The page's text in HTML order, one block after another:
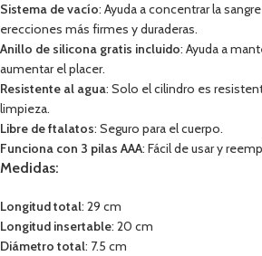
Sistema de vacío: Ayuda a concentrar la
erecciones más firmes y duraderas.
Anillo de silicona gratis incluido: Ayuda a
aumentar el placer.
Resistente al agua: Solo el cilindro es
limpieza.
Libre de ftalatos: Seguro para el cuerpo.
Funciona con 3 pilas AAA: Fácil de usar y
Medidas:
Longitud total: 29 cm
Longitud insertable: 20 cm
Diámetro total: 7.5 cm